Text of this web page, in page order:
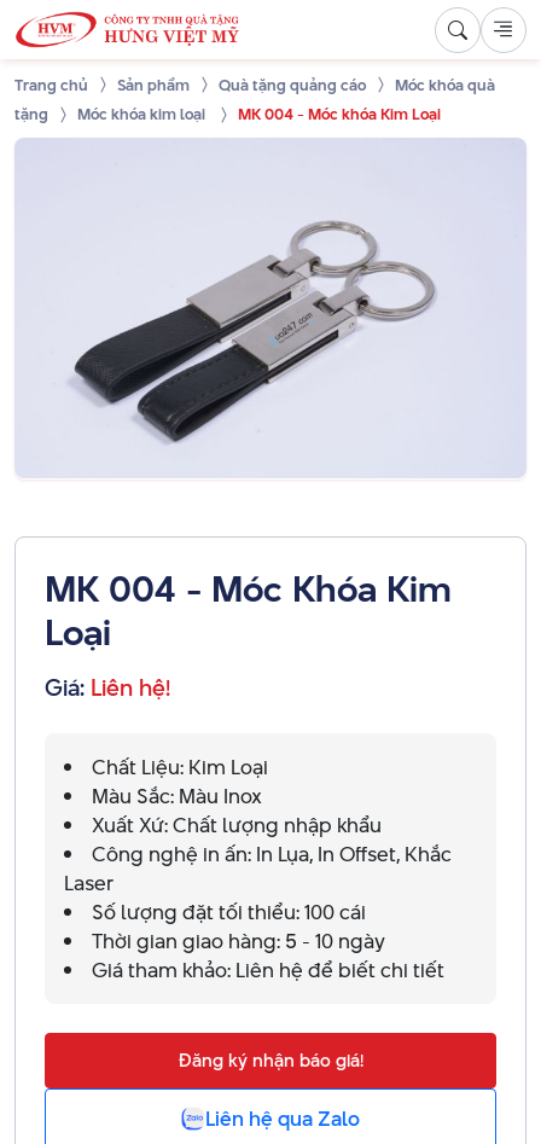
Trang chủ Sản phẩm Quà tặng quảng cáo
Móc khóa quà
tặng
Móc khóa kim loại MK 004 - Móc khóa Kim Loại
MK 004 - Móc Khóa Kim
Loại
Giá: Liên hệ!
Chất Liệu: Kim Loại
Màu Sắc: Màu Inox
Xuất Xứ: Chất lượng nhập khẩu
Công nghệ in ấn: In Lụa, In Offset, Khắc
Laser
Số lượng đặt tối thiểu: 100 cái
Thời gian giao hàng: 5 - 10 ngày
Giá tham khảo: Liên hệ để biết chi tiết
Đăng ký nhận báo giá!
Liên hệ qua Zalo